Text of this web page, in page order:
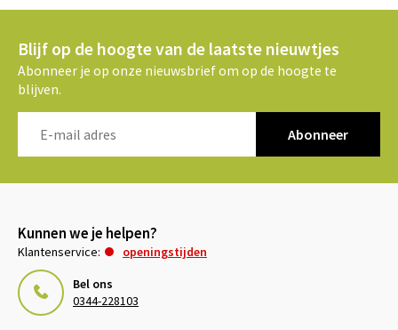
Blijf op de hoogte van de laatste nieuwtjes
Abonneer je op onze nieuwsbrief om op de hoogte te
blijven.
Abonneer
Kunnen we je helpen?
Klantenservice:
openingstijden
Bel ons
0344-228103